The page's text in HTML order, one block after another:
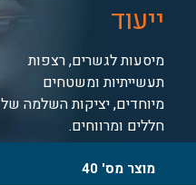
ייעוד
מיסעות לגשרים, רצפות
תעשייתיות ומשטחים
מיוחדים, יציקות השלמה של
חללים ומרווחים.
מוצר מס' 40